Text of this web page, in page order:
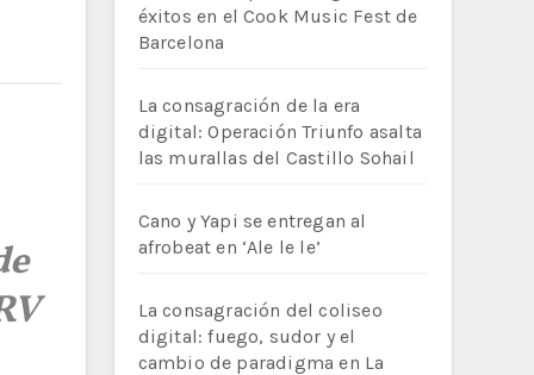
éxitos en el Cook Music Fest de
Barcelona
La consagración de la era
digital: Operación Triunfo asalta
las murallas del Castillo Sohail
Cano y Yapi se entregan al
afrobeat en ‘Ale le le’
La consagración del coliseo
digital: fuego, sudor y el
cambio de paradigma en La